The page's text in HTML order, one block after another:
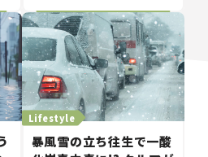
方。
Lifestyle
暴風雪の立ち往生で一酸